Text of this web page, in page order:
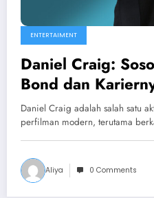
ENTERTAIMENT
Daniel Craig:
Bond dan
Daniel Craig adalah salah satu
perfilman modern, terutama
Aliya 0 Comments